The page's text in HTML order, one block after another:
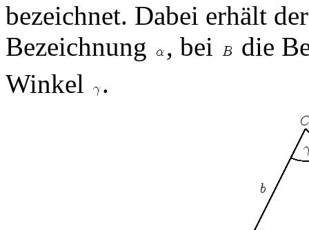
bezeichnet. Dabei erhält
Bezeichnung
, bei
die
Winkel
.